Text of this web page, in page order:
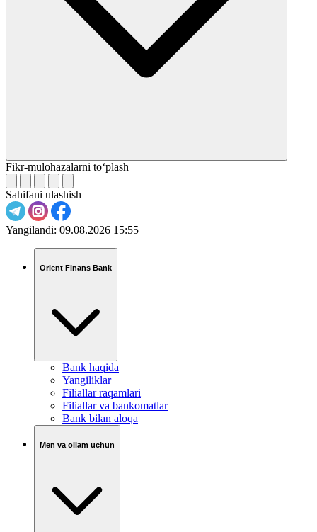
Fikr-mulohazalarni to‘plash
Sahifani ulashish
Yangilandi: 09.08.2026 15:55
Orient Finans Bank
Bank haqida
Yangiliklar
Filiallar raqamlari
Filiallar va bankomatlar
Bank bilan aloqa
Men va oilam uchun